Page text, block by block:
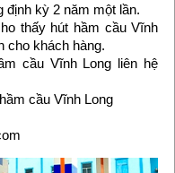
định kỳ 2 năm một lần.
thấy hút hầm cầu Vĩnh
cho khách hàng.
cầu Vĩnh Long liên hệ
cầu Vĩnh Long